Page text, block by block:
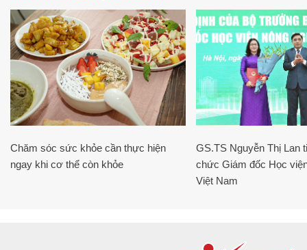
Chăm sóc sức khỏe cần thực hiện
ngay khi cơ thể còn khỏe
GS.TS Nguyễn Thị Lan
chức Giám đốc Học
Việt Nam